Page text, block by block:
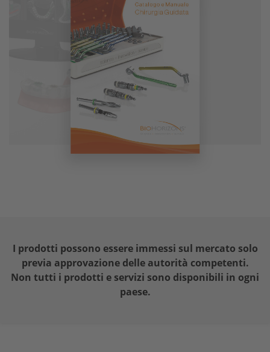
I prodotti possono essere immessi sul mercato solo
previa approvazione delle autorità competenti.
Non tutti i prodotti e servizi sono disponibili in ogni
paese.